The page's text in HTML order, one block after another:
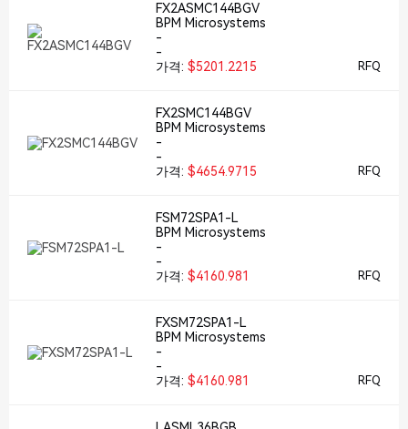
FX2ASMC144BGV
BPM Microsystems
-
-
가격: $5201.2215 RFQ
FX2SMC144BGV
BPM Microsystems
-
-
가격: $4654.9715 RFQ
FSM72SPA1-L
BPM Microsystems
-
-
가격: $4160.981 RFQ
FXSM72SPA1-L
BPM Microsystems
-
-
가격: $4160.981 RFQ